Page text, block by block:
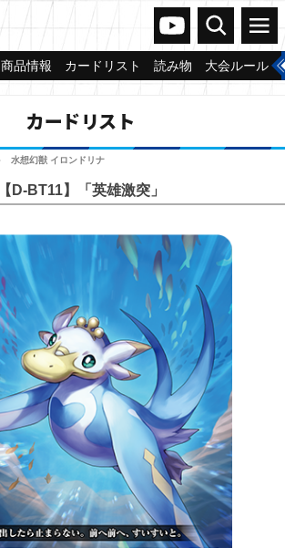
ヴァンガードch
検索 メニュー
商品情報 カードリスト 読み物 大会ルール
カードリスト
水想幻獣 イロンドリナ
【D-BT11】「英雄激突」